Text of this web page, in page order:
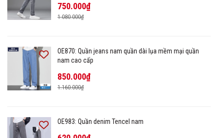
750.000₫
1.080.000₫
OE870: Quần jeans nam quần dài lụa mềm mại quần
nam cao cấp
850.000₫
1.160.000₫
OE983: Quần denim Tencel nam